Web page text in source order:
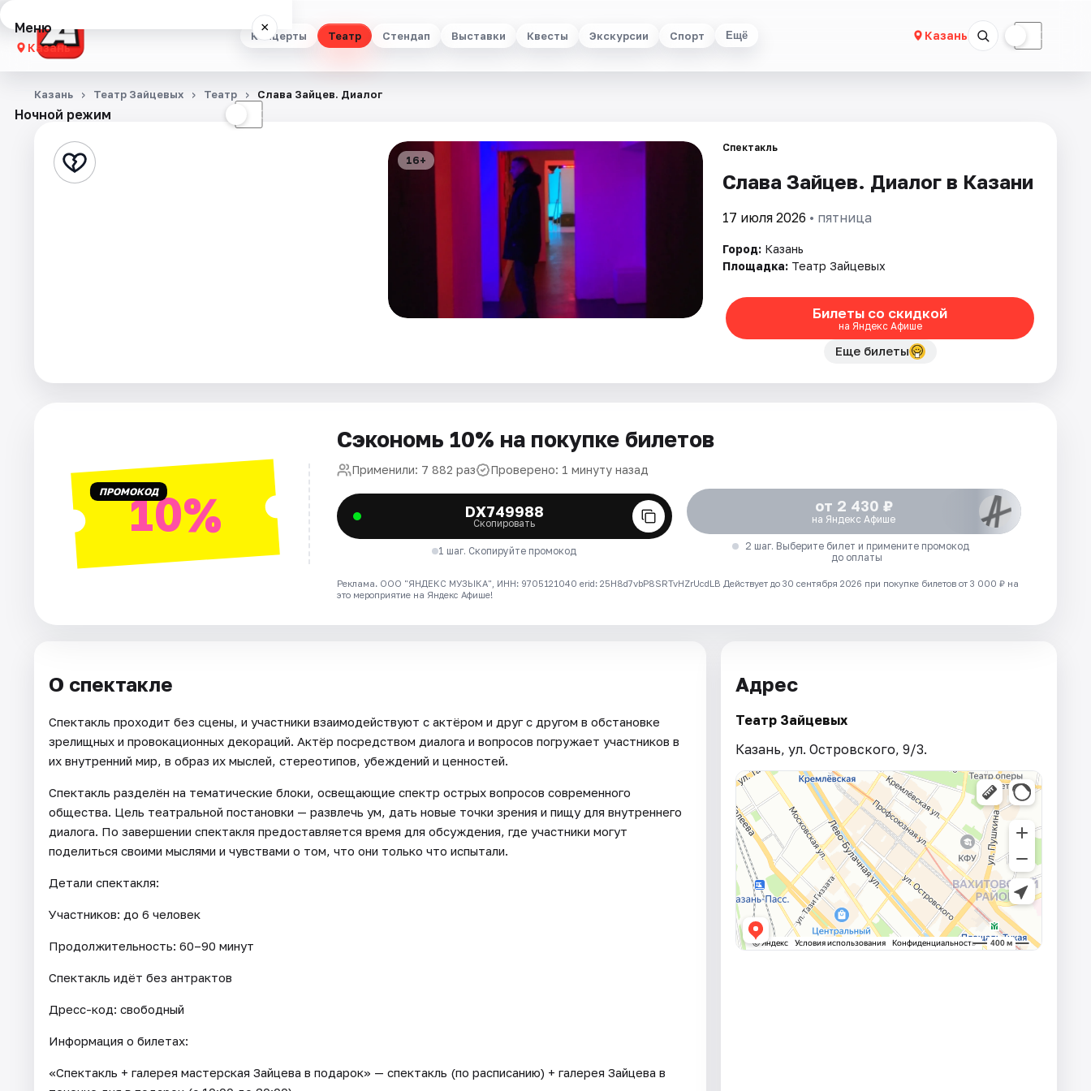
Концерты Театр Стендап Выставки Квесты Экскурсии Спорт Ещё Казань ☾
Меню ×
Казань
Концерты
Стендап
Артисты
Ночной режим ☾
Казань Театр Зайцевых Театр Слава Зайцев. Диалог
16+
Спектакль
Слава Зайцев. Диалог в Казани
17 июля 2026 • пятница
Город: Казань
Площадка: Театр Зайцевых
Билеты со скидкой
на Яндекс Афише
Еще билеты
ПРОМОКОД10%
Сэкономь 10% на покупке билетов
Применили: 7 882 раз Проверено: 1 минуту назад
DX749988
Скопировать
1 шаг. Скопируйте промокод
от 2 430 ₽
на Яндекс Афише
2 шаг. Выберите билет и примените промокод
до оплаты
Реклама. ООО "ЯНДЕКС МУЗЫКА", ИНН: 9705121040 erid: 25H8d7vbP8SRTvHZrUcdLB Действует до 30 сентября 2026 при покупке билетов от 3 000 ₽ на
это мероприятие на Яндекс Афише!
О спектакле
Спектакль проходит без сцены, и участники взаимодействуют с актёром и друг с другом в обстановке
зрелищных и провокационных декораций. Актёр посредством диалога и вопросов погружает участников в
их внутренний мир, в образ их мыслей, стереотипов, убеждений и ценностей.
Спектакль разделён на тематические блоки, освещающие спектр острых вопросов современного
общества. Цель театральной постановки — развлечь ум, дать новые точки зрения и пищу для внутреннего
диалога. По завершении спектакля предоставляется время для обсуждения, где участники могут
поделиться своими мыслями и чувствами о том, что они только что испытали.
Детали спектакля:
Участников: до 6 человек
Продолжительность: 60–90 минут
Спектакль идёт без антрактов
Дресс-код: свободный
Информация о билетах:
«Спектакль + галерея мастерская Зайцева в подарок» — спектакль (по расписанию) + галерея Зайцева в
Адрес
Театр Зайцевых
Казань, ул. Островского, 9/3.